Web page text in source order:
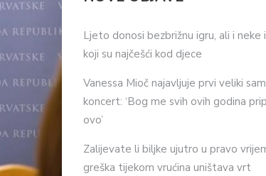
Ljeto donosi bezbrižnu igru, ali i neke
koji su najčešći kod djece
Vanessa Mioč najavljuje prvi veliki
koncert: ‘Bog me svih ovih godina
ovo’
Zalijevate li biljke ujutro u pravo
greška tijekom vrućina uništava vrt